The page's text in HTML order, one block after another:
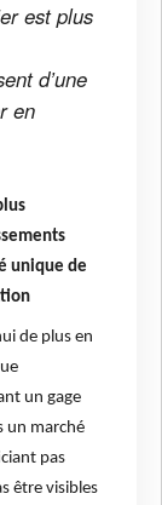
est plus
d’une
en
unique de
de plus en
un gage
un marché
pas
être visibles